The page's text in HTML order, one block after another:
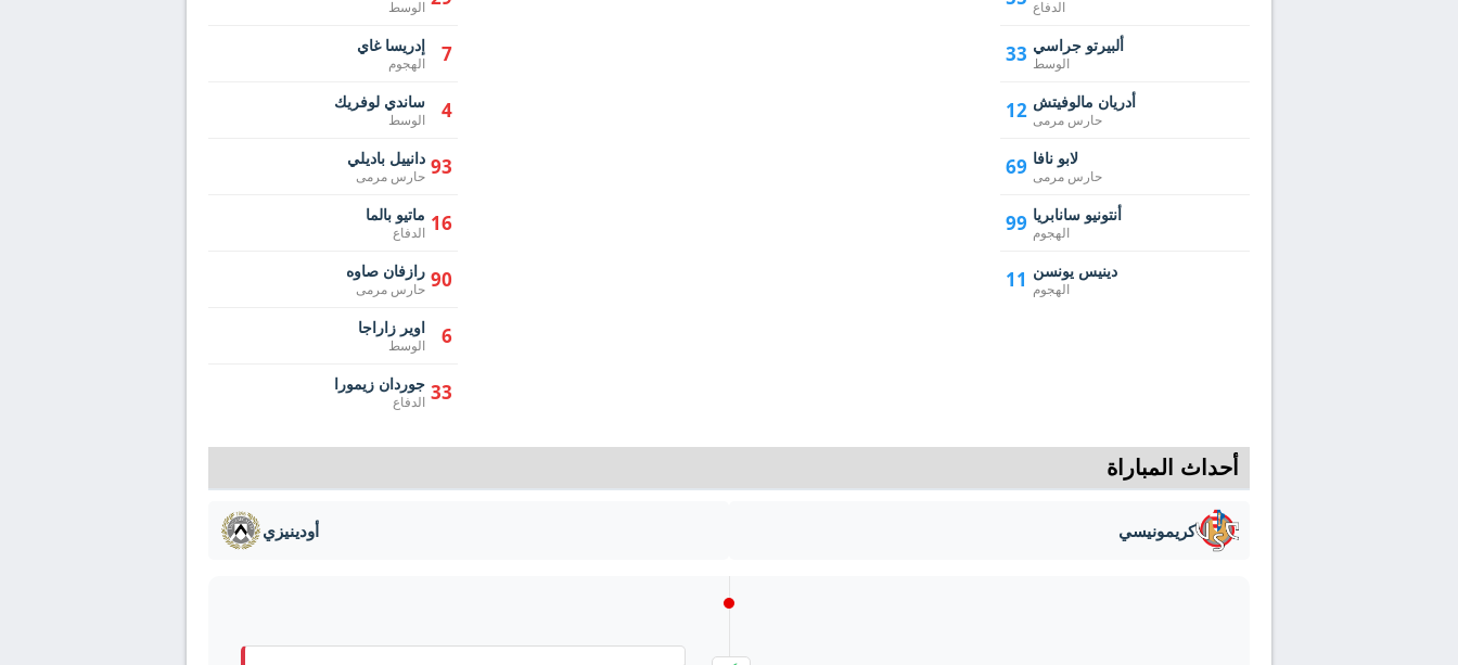
الدفاع
33 ألبيرتو جراسي
الوسط
12 أدريان مالوفيتش
حارس مرمى
69 لابو نافا
حارس مرمى
99 أنتونيو سانابريا
الهجوم
11 دينيس يونسن
الهجوم
الوسط
7 إدريسا غاي
الهجوم
4 ساندي لوفريك
الوسط
93 دانييل باديلي
حارس مرمى
16 ماتيو بالما
الدفاع
90 رازفان صاوه
حارس مرمى
6 اوير زاراجا
الوسط
33 جوردان زيمورا
الدفاع
أحداث المباراة
كريمونيسي أودينيزي